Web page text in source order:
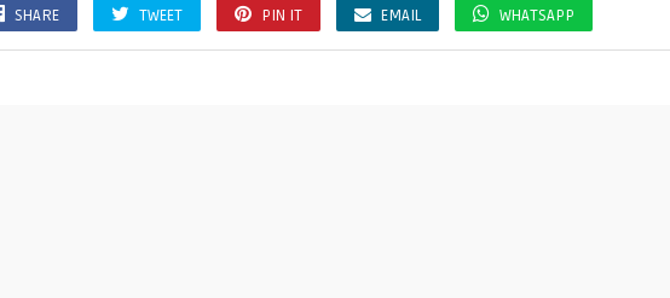
SHARE TWEET PIN IT EMAIL WHATSAPP